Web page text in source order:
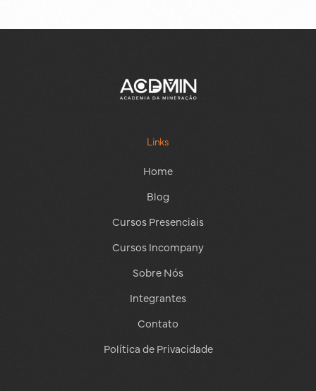
Links
Home
Blog
Cursos Presenciais
Cursos Incompany
Sobre Nós
Integrantes
Contato
Política de Privacidade